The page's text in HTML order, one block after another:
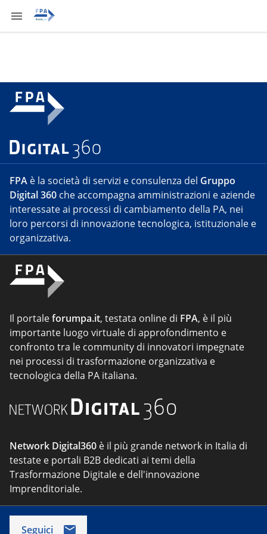
FPA è la società di servizi e consulenza del Gruppo
Digital 360 che accompagna amministrazioni e aziende
interessate ai processi di cambiamento della PA, nei
loro percorsi di innovazione tecnologica, istituzionale e
organizzativa.
Il portaleforumpa.it, testata online di FPA, è il più
importante luogo virtuale di approfondimento e
confronto tra le community di innovatori impegnate
nei processi di trasformazione organizzativa e
tecnologica della PA italiana.
Network Digital360 è il più grande network in Italia di
testate e portali B2B dedicati ai temi della
Trasformazione Digitale e dell'innovazione
Imprenditoriale.
Seguici